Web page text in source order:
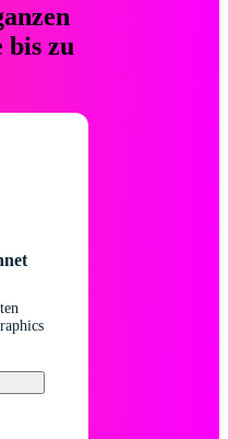
bis zu